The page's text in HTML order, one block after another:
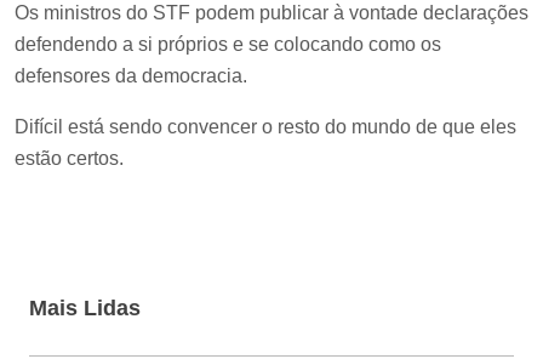
Os ministros do STF podem publicar à vontade declarações
defendendo a si próprios e se colocando como os
defensores da democracia.
Difícil está sendo convencer o resto do mundo de que eles
estão certos.
Mais Lidas